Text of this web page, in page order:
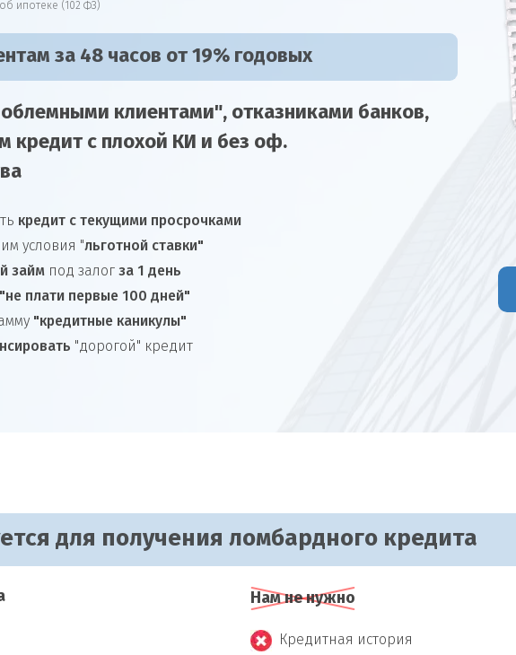
ипотеке (102 ФЗ)
за 48 часов от 19% годовых
клиентами", отказниками банков,
кредит с плохой КИ и без оф.
кредит с текущими просрочками
условия "льготной ставки"
займ под залог за 1 день
"не плати первые 100 дней"
"кредитные каникулы"
"дорогой" кредит
для получения ломбардного кредита
Нам не нужно
Кредитная история